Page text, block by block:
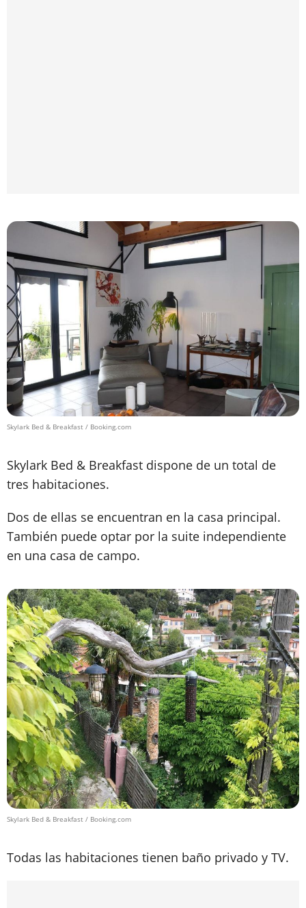
Skylark Bed & Breakfast / Booking.com
Skylark Bed & Breakfast dispone de un total de
tres habitaciones.
Dos de ellas se encuentran en la casa principal.
También puede optar por la suite independiente
en una casa de campo.
Skylark Bed & Breakfast / Booking.com
Todas las habitaciones tienen baño privado y TV.